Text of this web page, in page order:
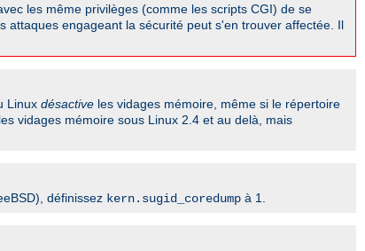
les même privilèges (comme les scripts CGI) de se
attaques engageant la sécurité peut s'en trouver affectée. Il
Linux désactive les vidages mémoire, même si le répertoire
vidages mémoire sous Linux 2.4 et au delà, mais
définissez kern.sugid_coredump à 1.